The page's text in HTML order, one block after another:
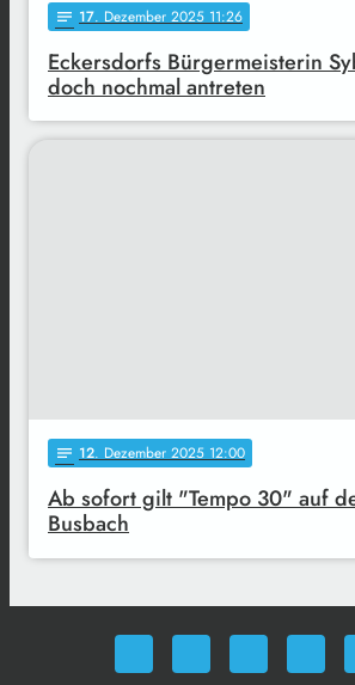
notes 17. Dezember 2025 11:26
Eckersdorfs Bürgermeisterin
doch nochmal antreten
notes 12. Dezember 2025 12:00
Ab sofort gilt "Tempo 30" auf
Busbach